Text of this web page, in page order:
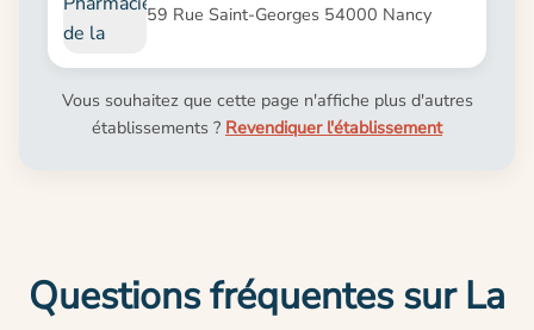
59 Rue Saint-Georges 54000 Nancy
Vous souhaitez que cette page n'affiche plus d'autres
établissements ? Revendiquer l'établissement
Questions fréquentes sur La